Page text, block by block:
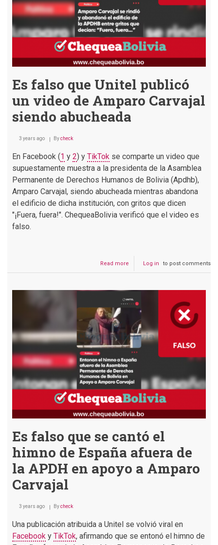
Es falso que Unitel publicó
un video de Amparo Carvajal
siendo abucheada
3 years ago Bycheck
En Facebook (1 y 2) y TikTok se comparte un video que
supuestamente muestra a la presidenta de la Asamblea
Permanente de Derechos Humanos de Bolivia (Apdhb),
Amparo Carvajal, siendo abucheada mientras abandona
el edificio de dicha institución, con gritos que dicen
"¡Fuera, fuera!". ChequeaBolivia verificó que el video es
falso.
Read more
Es
publicó
video
de
Amparo
Carvajal
siendo
abucheada
Log in to post comments
Es falso que se cantó el
himno de España afuera de
la APDH en apoyo a Amparo
Carvajal
3 years ago Bycheck
Una publicación atribuida a Unitel se volvió viral en
Facebook y TikTok, afirmando que se entonó el himno de